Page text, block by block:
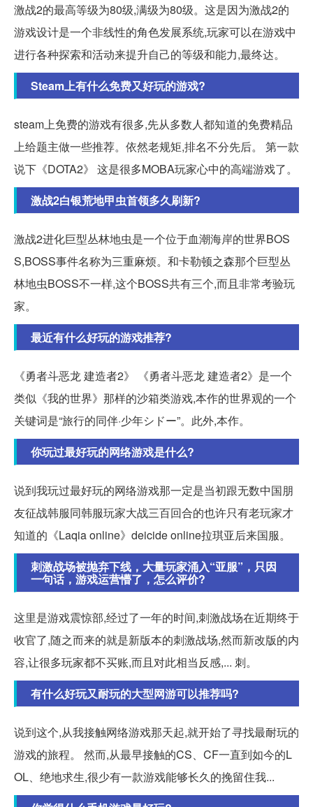
激战2的最高等级为80级,满级为80级。这是因为激战2的
游戏设计是一个非线性的角色发展系统,玩家可以在游戏中
进行各种探索和活动来提升自己的等级和能力,最终达。
Steam上有什么免费又好玩的游戏?
steam上免费的游戏有很多,先从多数人都知道的免费精品
上给题主做一些推荐。依然老规矩,排名不分先后。 第一款
说下《DOTA2》 这是很多MOBA玩家心中的高端游戏了。
激战2白银荒地甲虫首领多久刷新?
激战2进化巨型丛林地虫是一个位于血潮海岸的世界BOS
S,BOSS事件名称为三重麻烦。和卡勒顿之森那个巨型丛
林地虫BOSS不一样,这个BOSS共有三个,而且非常考验玩
家。
最近有什么好玩的游戏推荐?
《勇者斗恶龙 建造者2》 《勇者斗恶龙 建造者2》是一个
类似《我的世界》那样的沙箱类游戏,本作的世界观的一个
关键词是“旅行的同伴·少年シドー”。此外,本作。
你玩过最好玩的网络游戏是什么?
说到我玩过最好玩的网络游戏那一定是当初跟无数中国朋
友征战韩服同韩服玩家大战三百回合的也许只有老玩家才
知道的《Laqia online》deicide online拉琪亚后来国服。
刺激战场被抛弃下线，大量玩家涌入“亚服”，只因
一句话，游戏运营懵了，怎么评价?
这里是游戏震惊部,经过了一年的时间,刺激战场在近期终于
收官了,随之而来的就是新版本的刺激战场,然而新改版的内
容,让很多玩家都不买账,而且对此相当反感,... 刺。
有什么好玩又耐玩的大型网游可以推荐吗?
说到这个,从我接触网络游戏那天起,就开始了寻找最耐玩的
游戏的旅程。 然而,从最早接触的CS、CF一直到如今的L
OL、绝地求生,很少有一款游戏能够长久的挽留住我...